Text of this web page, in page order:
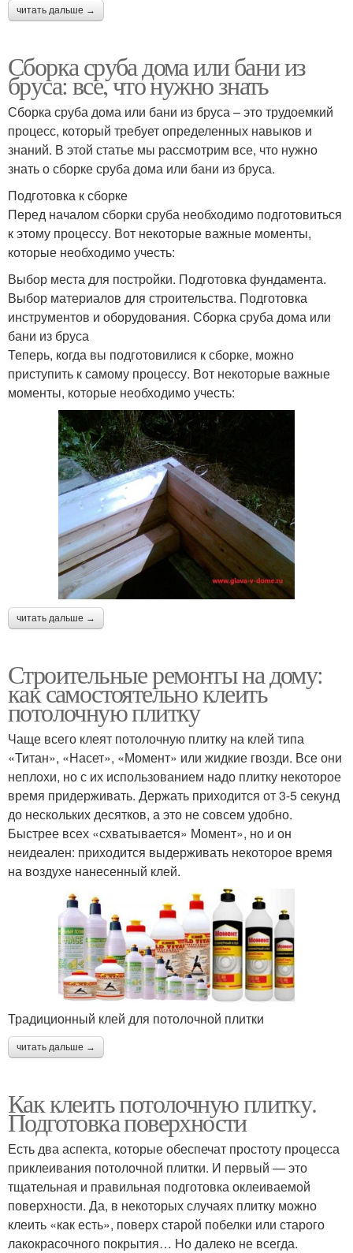
читать дальше →
Сборка сруба дома или бани из
бруса: все, что нужно знать
Сборка сруба дома или бани из бруса – это трудоемкий
процесс, который требует определенных навыков и
знаний. В этой статье мы рассмотрим все, что нужно
знать о сборке сруба дома или бани из бруса.
Подготовка к сборке
Перед началом сборки сруба необходимо подготовиться
к этому процессу. Вот некоторые важные моменты,
которые необходимо учесть:
Выбор места для постройки. Подготовка фундамента.
Выбор материалов для строительства. Подготовка
инструментов и оборудования. Сборка сруба дома или
бани из бруса
Теперь, когда вы подготовилися к сборке, можно
приступить к самому процессу. Вот некоторые важные
моменты, которые необходимо учесть:
читать дальше →
Строительные ремонты на дому:
как самостоятельно клеить
потолочную плитку
Чаще всего клеят потолочную плитку на клей типа
«Титан», «Насет», «Момент» или жидкие гвозди. Все они
неплохи, но с их использованием надо плитку некоторое
время придерживать. Держать приходится от 3-5 секунд
до нескольких десятков, а это не совсем удобно.
Быстрее всех «схватывается» Момент», но и он
неидеален: приходится выдерживать некоторое время
на воздухе нанесенный клей.
Традиционный клей для потолочной плитки
читать дальше →
Как клеить потолочную плитку.
Подготовка поверхности
Есть два аспекта, которые обеспечат простоту процесса
приклеивания потолочной плитки. И первый — это
тщательная и правильная подготовка оклеиваемой
поверхности. Да, в некоторых случаях плитку можно
клеить «как есть», поверх старой побелки или старого
лакокрасочного покрытия… Но далеко не всегда.